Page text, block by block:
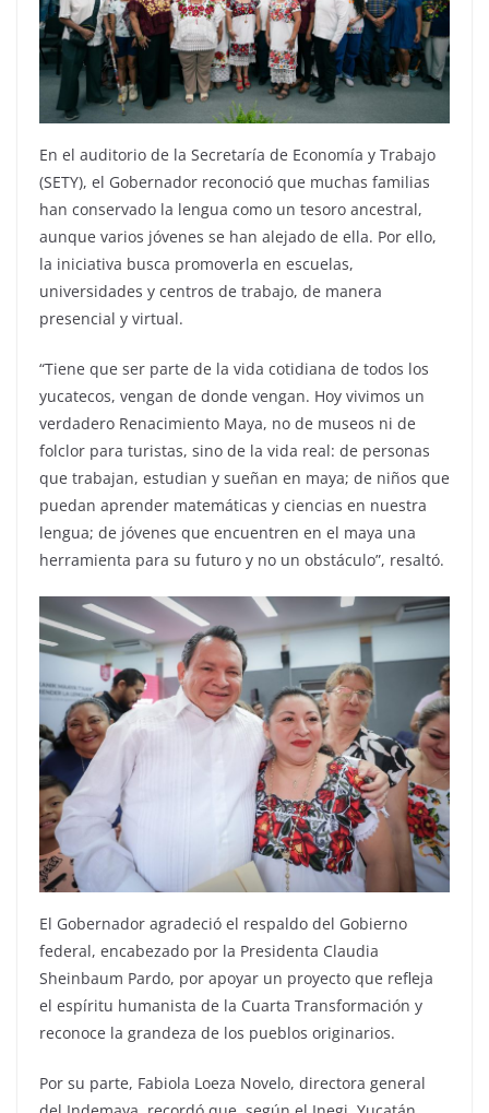
En el auditorio de la Secretaría de Economía y Trabajo
(SETY), el Gobernador reconoció que muchas familias
han conservado la lengua como un tesoro ancestral,
aunque varios jóvenes se han alejado de ella. Por ello,
la iniciativa busca promoverla en escuelas,
universidades y centros de trabajo, de manera
presencial y virtual.
“Tiene que ser parte de la vida cotidiana de todos los
yucatecos, vengan de donde vengan. Hoy vivimos un
verdadero Renacimiento Maya, no de museos ni de
folclor para turistas, sino de la vida real: de personas
que trabajan, estudian y sueñan en maya; de niños que
puedan aprender matemáticas y ciencias en nuestra
lengua; de jóvenes que encuentren en el maya una
herramienta para su futuro y no un obstáculo”, resaltó.
El Gobernador agradeció el respaldo del Gobierno
federal, encabezado por la Presidenta Claudia
Sheinbaum Pardo, por apoyar un proyecto que refleja
el espíritu humanista de la Cuarta Transformación y
reconoce la grandeza de los pueblos originarios.
Por su parte, Fabiola Loeza Novelo, directora general